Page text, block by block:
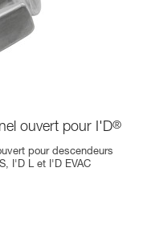
ouvert pour I'D®
pour descendeurs
I'D L et I'D EVAC